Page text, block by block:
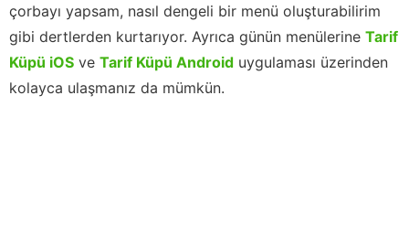
çorbayı yapsam, nasıl dengeli bir menü oluşturabilirim
gibi dertlerden kurtarıyor. Ayrıca günün menülerine Tarif
Küpü iOS ve Tarif Küpü Android uygulaması üzerinden
kolayca ulaşmanız da mümkün.